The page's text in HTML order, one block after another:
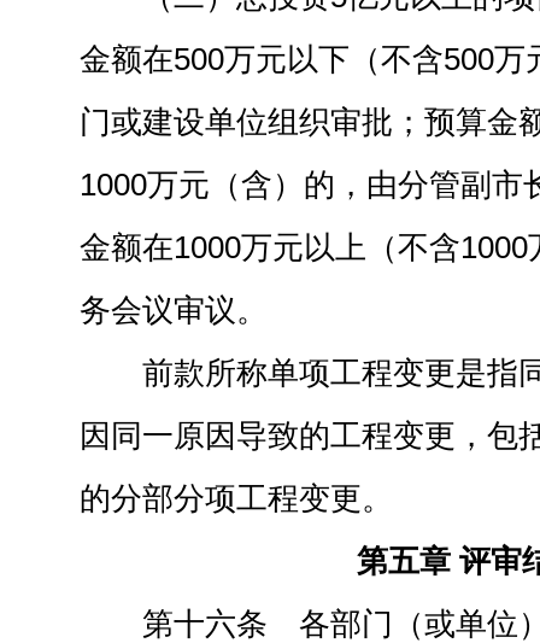
金额在500万元以下（不含500
门或建设单位组织审批；预算金
1000万元（含）的，由分管副市
金额在1000万元以上（不含
务会议审议。
前款所称单项工程变更是指
因同一原因导致的工程变更，包
的分部分项工程变更。
第五章 评审
第十六条 各部门（或单位